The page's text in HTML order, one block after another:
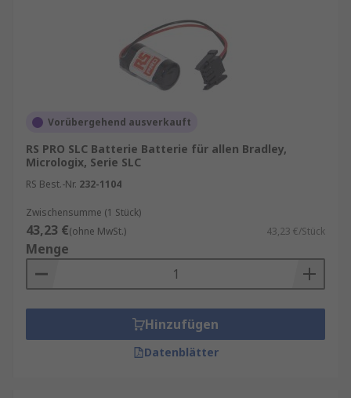
um individuelle Steuerungsanforderungen zu
Vorübergehend ausverkauft
RS PRO SLC Batterie Batterie für allen Bradley,
Micrologix, Serie SLC
RS Best.-Nr. 232-1104
Zwischensumme (1 Stück)
43,23 €(ohne MwSt.) 43,23 €/Stück
Menge
Hinzufügen
Datenblätter